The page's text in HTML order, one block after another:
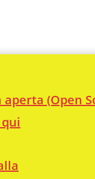
aperta (Open